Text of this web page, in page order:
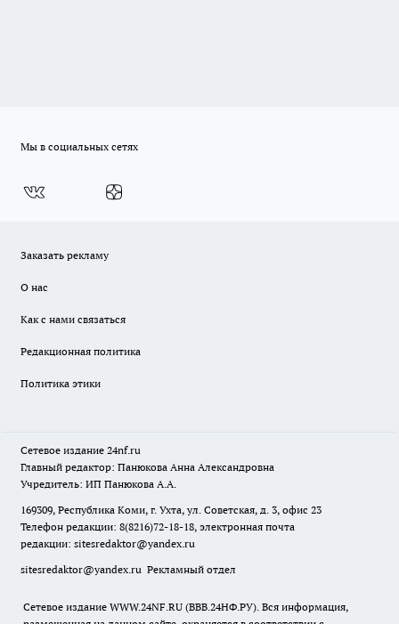
Мы в социальных сетях
Заказать рекламу
О нас
Как с нами связаться
Редакционная политика
Политика этики
Сетевое издание 24nf.ru
Главный редактор: Панюкова Анна Александровна
Учредитель: ИП Панюкова А.А.
169309, Республика Коми, г. Ухта, ул. Советская, д. 3, офис 23
Телефон редакции: 8(8216)72-18-18, электронная почта
редакции: sitesredaktor@yandex.ru
sitesredaktor@yandex.ru Рекламный отдел
Сетевое издание WWW.24NF.RU (ВВВ.24НФ.РУ). Вся информация,